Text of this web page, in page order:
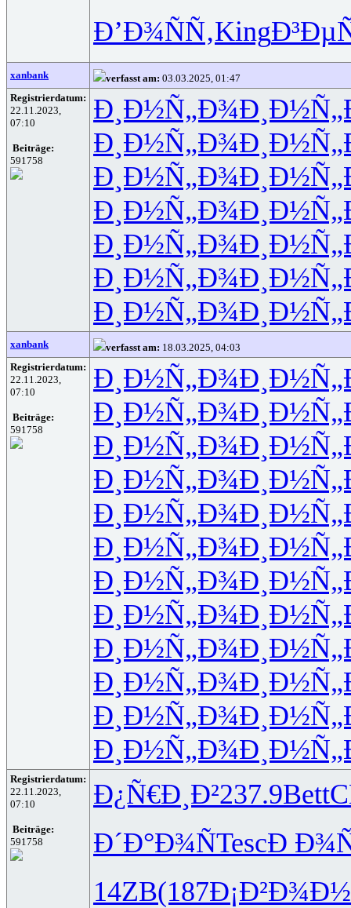
Ð’Ð¾ÑÑ‚King
xanbank verfasst am: 03.03.2025, 01:47
Registrierdatum:
22.11.2023,
07:10
Beiträge:
591758
Ð¸Ð½Ñ„Ð¾
Ð¸Ð½Ñ„Ð¾
Ð¸Ð½Ñ„Ð¾
Ð¸Ð½Ñ„Ð¾
Ð¸Ð½Ñ„Ð¾
Ð¸Ð½Ñ„Ð¾
Ð¸Ð½Ñ„Ð¾
xanbank verfasst am: 18.03.2025, 04:03
Registrierdatum:
22.11.2023,
07:10
Beiträge:
591758
Ð¸Ð½Ñ„Ð¾
Ð¸Ð½Ñ„Ð¾
Ð¸Ð½Ñ„Ð¾
Ð¸Ð½Ñ„Ð¾
Ð¸Ð½Ñ„Ð¾
Ð¸Ð½Ñ„Ð¾
Ð¸Ð½Ñ„Ð¾
Ð¸Ð½Ñ„Ð¾
Ð¸Ð½Ñ„Ð¾
Ð¸Ð½Ñ„Ð¾
Ð¸Ð½Ñ„Ð¾
Ð¸Ð½Ñ„Ð¾
Registrierdatum:
22.11.2023,
07:10
Beiträge:
591758
Ð¿Ñ€Ð¸Ð²237.9Bett
Ð´Ð°Ð¾ÑTescÐ
14ZB(187Ð¡Ð²Ð¾Ð½